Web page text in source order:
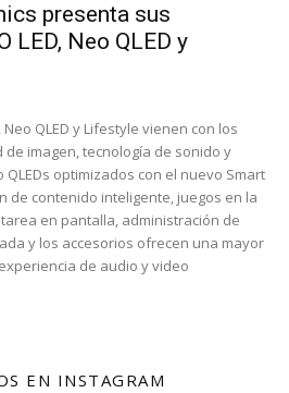
presenta sus
LED, Neo QLED y
Neo QLED y Lifestyle vienen con los
imagen, tecnología de sonido y
optimizados con el nuevo Smart
de contenido inteligente, juegos en la
en pantalla, administración de
y los accesorios ofrecen una mayor
de audio y video
EN INSTAGRAM